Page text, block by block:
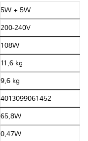
5W + 5W
200-240V
108W
11,6 kg
9,6 kg
4013099061452
65,8W
0,47W